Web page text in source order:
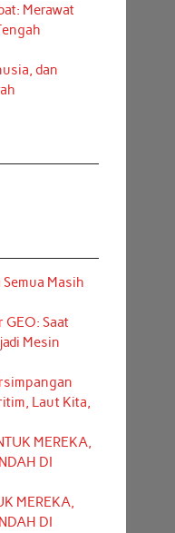
Merawat
dan
Masih
GEO: Saat
Mesin
Laut Kita,
MEREKA,
DI
MEREKA,
DI